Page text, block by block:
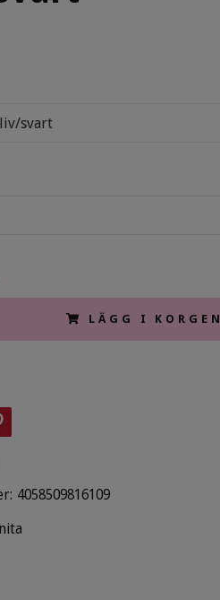
svart
LÄGG I KORGEN
4058509816109